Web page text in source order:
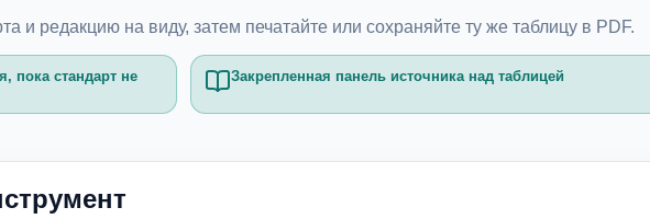
и редакцию на виду, затем печатайте или сохраняйте ту же таблицу в PDF.
пока стандарт не
Закрепленная панель источника над таблицей